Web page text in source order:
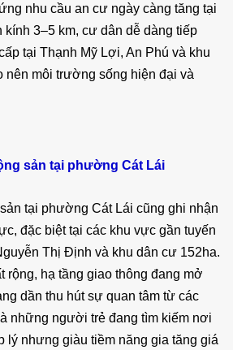
nhu cầu an cư ngày càng tăng tại
kính 3–5 km, cư dân dễ dàng tiếp
tại Thạnh Mỹ Lợi, An Phú và khu
nên môi trường sống hiện đại và
sản tại phường Cát Lái
tại phường Cát Lái cũng ghi nhận
đặc biệt tại các khu vực gần tuyến
Thị Định và khu dân cư 152ha.
rộng, hạ tầng giao thông đang mở
dần thu hút sự quan tâm từ các
những người trẻ đang tìm kiếm nơi
lý nhưng giàu tiềm năng gia tăng giá